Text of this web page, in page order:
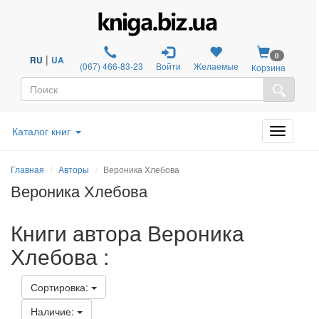
RU | UA (067) 466-83-23 Войти Желаемые
0
Корзина
Каталог книг
Главная Авторы Вероника Хлебова
Вероника Хлебова
Книги автора Вероника
Хлебова :
Сортировка:
Наличие: